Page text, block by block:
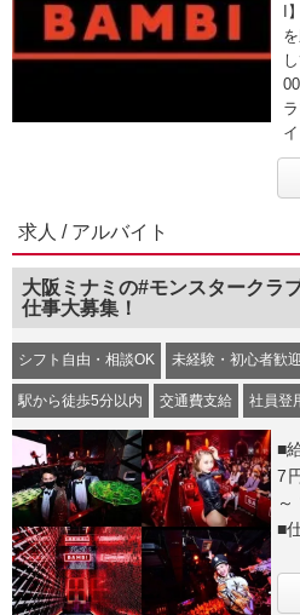
I
求人 / アルバイト
大阪ミナミの#モンスタークラ
仕事大募集！
シフト自由・相談OK 未経験・初心者歓迎
駅から徒歩5分以内 交通費支給 社員登
■給与 時給（
7円 ～ 月給
～ *